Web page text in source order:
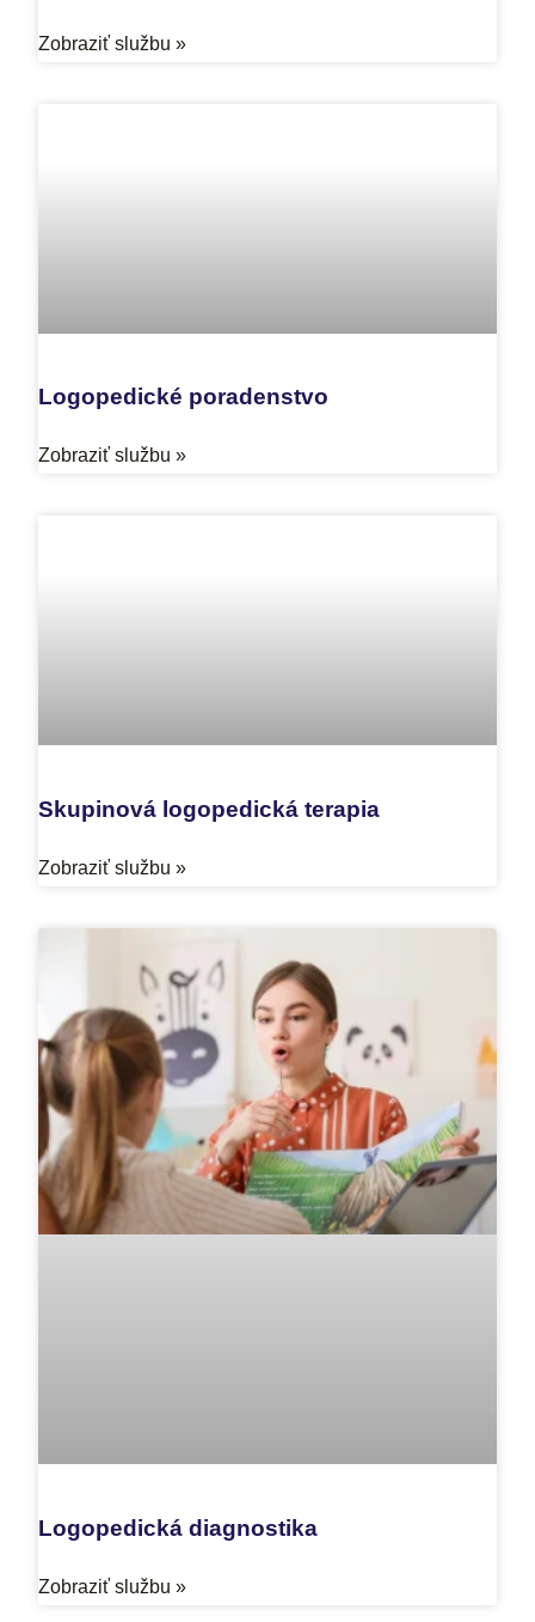
Zobraziť službu »
Logopedické poradenstvo
Zobraziť službu »
Skupinová logopedická terapia
Zobraziť službu »
Logopedická diagnostika
Zobraziť službu »